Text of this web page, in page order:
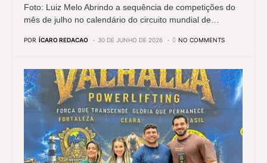
Foto: Luiz Melo Abrindo a sequência de competições do
mês de julho no calendário do circuito mundial de…
POR ÍCARO REDACAO 30 DE JUNHO DE 2026 NO COMMENTS